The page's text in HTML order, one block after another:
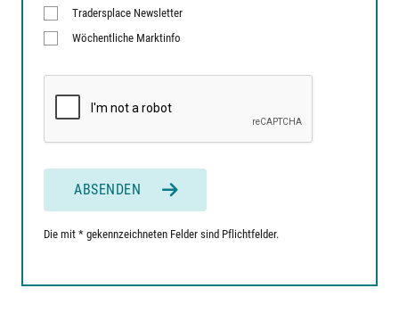
Tradersplace Newsletter
Wöchentliche Marktinfo
ABSENDEN
Die mit * gekennzeichneten Felder sind Pflichtfelder.